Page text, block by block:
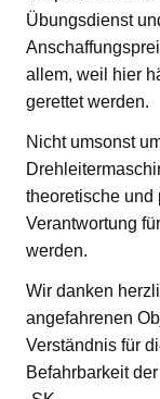
Übungsdienst
allem, weil hier
gerettet werden.
Nicht umsonst
theoretische und
Verantwortung
werden.
Wir danken
angefahrenen
Verständnis für
Befahrbarkeit